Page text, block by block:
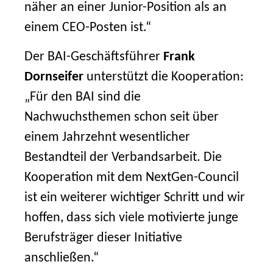
näher an einer Junior-Position als an
einem CEO-Posten ist.“
Der BAI-Geschäftsführer Frank
Dornseifer unterstützt die Kooperation:
„Für den BAI sind die
Nachwuchsthemen schon seit über
einem Jahrzehnt wesentlicher
Bestandteil der Verbandsarbeit. Die
Kooperation mit dem NextGen-Council
ist ein weiterer wichtiger Schritt und wir
hoffen, dass sich viele motivierte junge
Berufsträger dieser Initiative
anschließen.“